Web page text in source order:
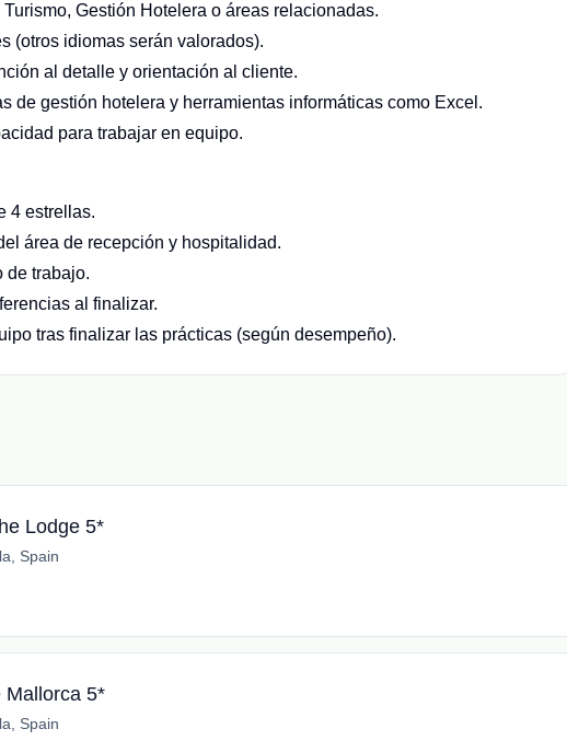
Gestión Hotelera o áreas relacionadas.
(otros idiomas serán valorados).
al detalle y orientación al cliente.
de gestión hotelera y herramientas informáticas como Excel.
para trabajar en equipo.
4 estrellas.
área de recepción y hospitalidad.
de trabajo.
al finalizar.
tras finalizar las prácticas (según desempeño).
Lodge 5*
Spain
Mallorca 5*
Spain